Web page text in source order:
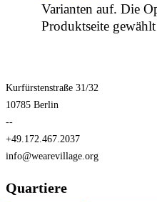
Varianten auf. Die
Produktseite
Kurfürstenstraße 31/32
10785 Berlin
--
+49.172.467.2037
info@wearevillage.org
Quartiere